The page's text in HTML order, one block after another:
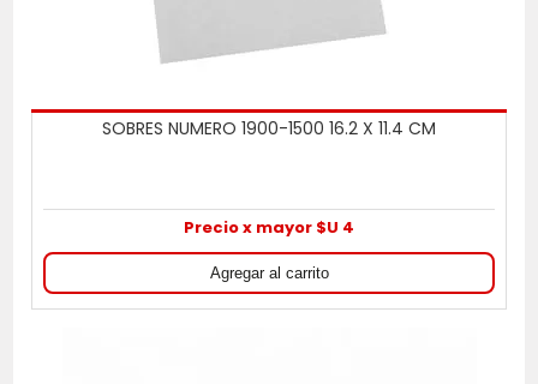
SOBRES NUMERO 1900-1500 16.2 X 11.4 CM
Precio x mayor $U 4